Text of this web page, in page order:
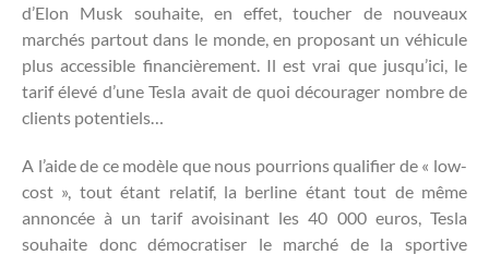
d’Elon Musk souhaite, en effet, toucher de nouveaux
marchés partout dans le monde, en proposant un véhicule
plus accessible financièrement. Il est vrai que jusqu’ici, le
tarif élevé d’une Tesla avait de quoi décourager nombre de
clients potentiels…
A l’aide de ce modèle que nous pourrions qualifier de « low-
cost », tout étant relatif, la berline étant tout de même
annoncée à un tarif avoisinant les 40 000 euros, Tesla
souhaite donc démocratiser le marché de la sportive